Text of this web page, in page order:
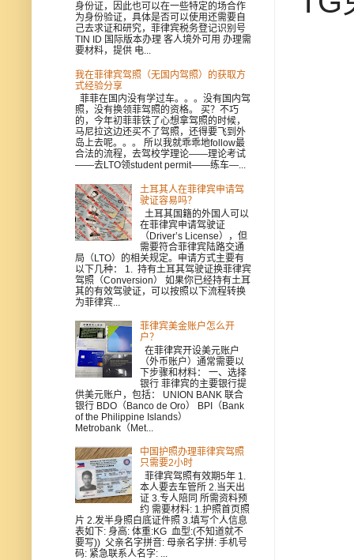
身份证，因此也可以在一些特定的场合作
为身份验证，具体是否可以使用还需要自
己去求证和研究，菲律宾税务登记识别号
TIN ID 国际版本办理 客人境外可用 办理需
要材料，提供 电...
我在菲律宾驾照（无国内驾照）的获取方
式经验分享
菲菲在国内没有学过车。。。没有国内驾
照，没有换领菲驾照的资格。 买？不巧
的，今年初菲菲铁了心想拿驾照的时候，
马尼拉这边还买不了驾照，还得要飞到外
岛上去呢。。。 所以我就乖乖地follow最
合法的流程，去驾校学理论——理论考试
——去LTO领student permit——练车—...
土耳其人在菲律宾申请驾
驶证容易吗？
土耳其国籍的外国人可以
在菲律宾申请驾驶证
（Driver’s License），但
需要符合菲律宾陆路交通
局（LTO）的相关规定。申请方式主要有
以下几种： 1. 持有土耳其驾驶证换菲律宾
驾照（Conversion） 如果你已经持有土耳
其的有效驾驶证，可以按照以下流程转换
为菲律宾...
菲律宾美金账户怎么开
户？
在菲律宾开设美元账户
（外币账户）通常需要以
下步骤和材料： 一、选择
银行 菲律宾的主要银行提
供美元账户，包括： UNION BANK 联合
银行 BDO（Banco de Oro） BPI（Bank
of the Philippine Islands）
Metrobank（Met...
中国护照办理菲律宾驾照
只需要2小时
菲律宾驾照有效期5年 1.
本人要去车管所 2.当天出
证 3.专人陪同 所需资料预
约 需要材料: 1.护照首页照
片 2.发半身照白底证件照 3.填写个人信息
表如下: 身高: 体重:KG 血型:(不知道就不
要写)) 父亲名字拼音: 母亲名字拼: 手机号
码: 紧急联系人名字: ...